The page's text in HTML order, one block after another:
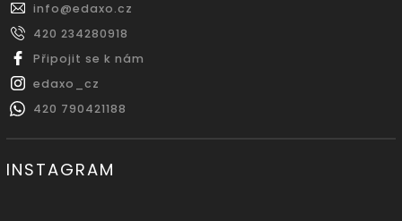
info@edaxo.cz
420 234280918
Připojit se k nám
edaxo_cz
420 790421188
INSTAGRAM